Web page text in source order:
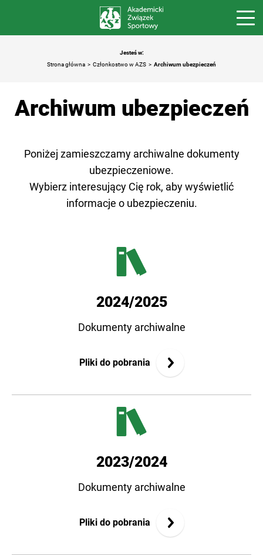
Jesteś w:
Strona główna
Członkostwo w AZS Archiwum ubezpieczeń
Archiwum ubezpieczeń
Poniżej zamieszczamy archiwalne dokumenty
ubezpieczeniowe.
Wybierz interesujący Cię rok, aby wyświetlić
informacje o ubezpieczeniu.
2024/2025
Dokumenty archiwalne
Pliki do pobrania
2023/2024
Dokumenty archiwalne
Pliki do pobrania